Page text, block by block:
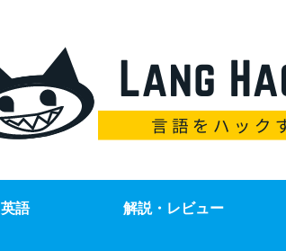
英語 解説・レビュー